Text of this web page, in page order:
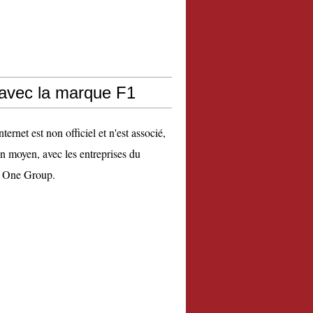
la marque F1
est non officiel et n'est associé,
moyen, avec les entreprises du
Group.